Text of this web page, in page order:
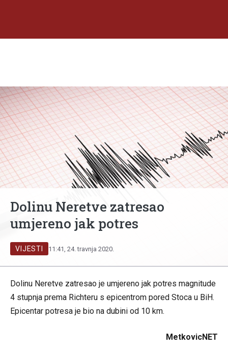
Dolinu Neretve zatresao
umjereno jak potres
VIJESTI 11:41, 24. travnja 2020.
Dolinu Neretve zatresao je umjereno jak potres magnitude
4 stupnja prema Richteru s epicentrom pored Stoca u BiH.
Epicentar potresa je bio na dubini od 10 km.
MetkovicNET